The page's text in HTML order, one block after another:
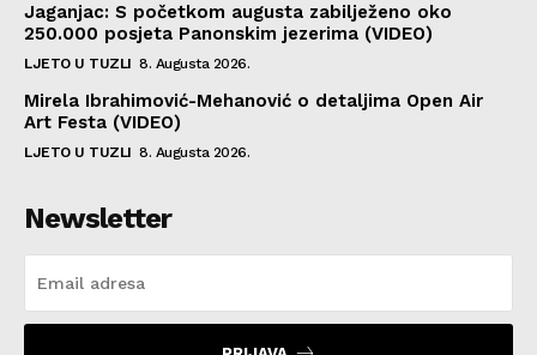
Jaganjac: S početkom augusta zabilježeno oko
250.000 posjeta Panonskim jezerima (VIDEO)
LJETO U TUZLI 8. Augusta 2026.
Mirela Ibrahimović-Mehanović o detaljima Open Air
Art Festa (VIDEO)
LJETO U TUZLI 8. Augusta 2026.
Newsletter